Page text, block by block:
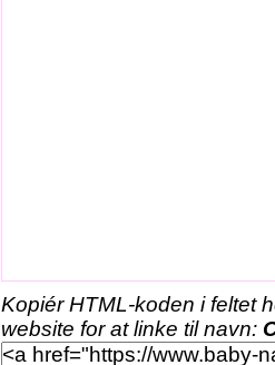
Kopiér HTML-koden i feltet
website for at linke til navn: